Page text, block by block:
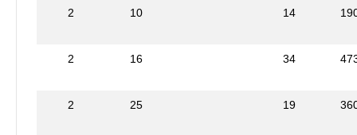
2 10 14
2 16 34
2 25 19